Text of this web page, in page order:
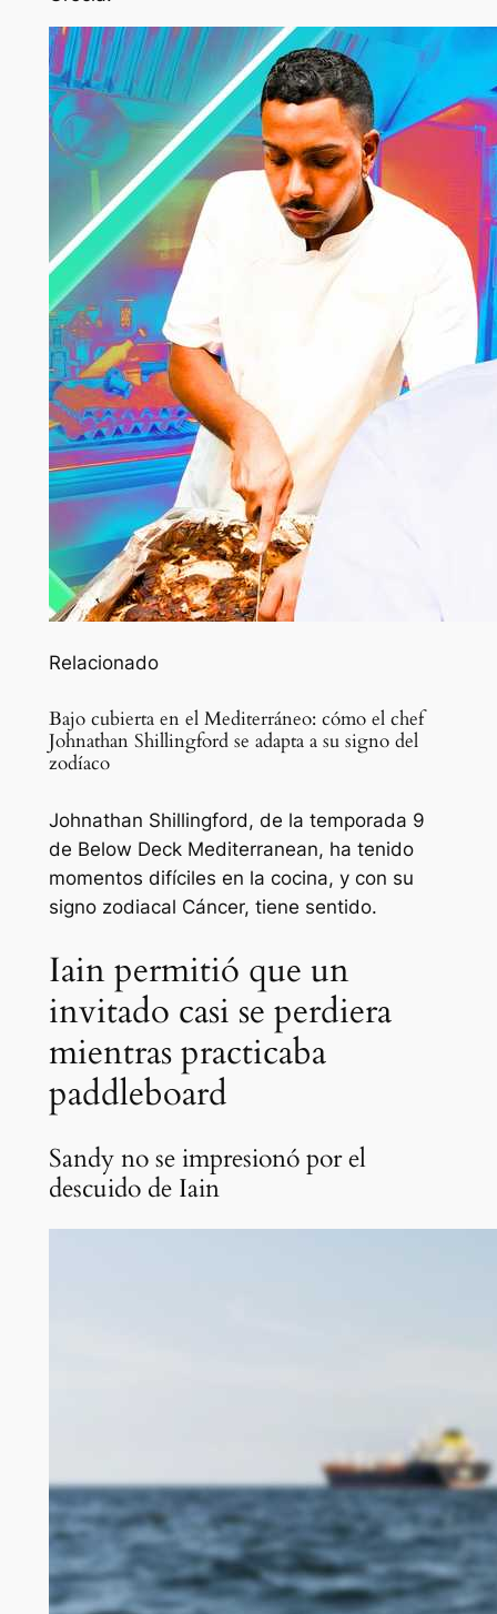
Relacionado
Bajo cubierta en el Mediterráneo: cómo el chef
Johnathan Shillingford se adapta a su signo del
zodíaco
Johnathan Shillingford, de la temporada 9
de Below Deck Mediterranean, ha tenido
momentos difíciles en la cocina, y con su
signo zodiacal Cáncer, tiene sentido.
Iain permitió que un
invitado casi se perdiera
mientras practicaba
paddleboard
Sandy no se impresionó por el
descuido de Iain